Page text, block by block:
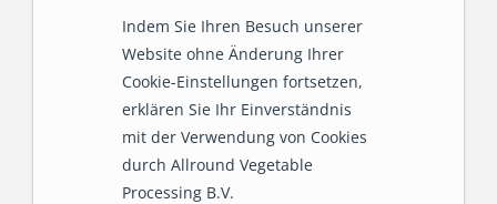
Indem Sie Ihren Besuch unserer
Website ohne Änderung Ihrer
Cookie-Einstellungen fortsetzen,
erklären Sie Ihr Einverständnis
mit der Verwendung von Cookies
durch Allround Vegetable
Processing B.V.